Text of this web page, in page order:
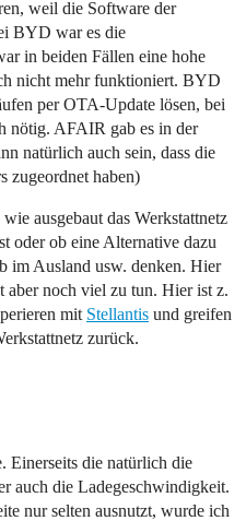
weil die Software der
BYD war es die
in beiden Fällen eine hohe
nicht mehr funktioniert. BYD
per OTA-Update lösen, bei
nötig. AFAIR gab es in der
natürlich auch sein, dass die
zugeordnet haben)
ausgebaut das Werkstattnetz
oder ob eine Alternative dazu
im Ausland usw. denken. Hier
aber noch viel zu tun. Hier ist z.
mit Stellantis und greifen
zurück.
Einerseits die natürlich die
auch die Ladegeschwindigkeit.
nur selten ausnutzt, wurde ich